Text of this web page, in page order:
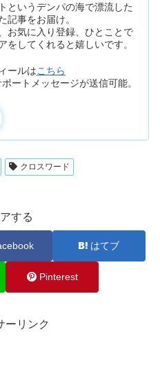
というデンパの海で漂流した
記事をお届け。
お気に入り登録、ひとことで
をしてくれると嬉しいです。
ールはこちら
ートメッセージが送信可能。
クロスワード
する
はてブ
Pinterest
ーリンク